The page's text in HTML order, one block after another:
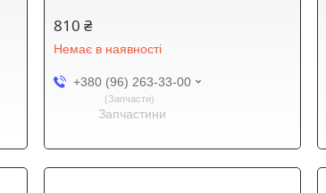
810 ₴
Немає в наявності
+380 (96) 263-33-00
Запчасти
Запчастини